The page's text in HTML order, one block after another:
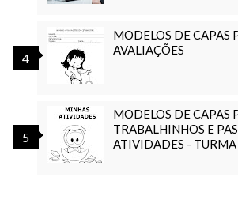
MODELOS DE CAPAS
AVALIAÇÕES
MODELOS DE CAPAS
TRABALHINHOS E
ATIVIDADES -